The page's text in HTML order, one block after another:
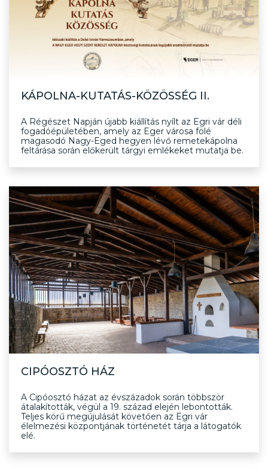
KÁPOLNA-KUTATÁS-KÖZÖSSÉG II.
A Régészet Napján újabb kiállítás nyílt az Egri vár déli
fogadóépületében, amely az Eger városa fölé
magasodó Nagy-Eged hegyen lévő remetekápolna
feltárása során előkerült tárgyi emlékeket mutatja be.
CIPÓOSZTÓ HÁZ
A Cipóosztó házat az évszázadok során többször
átalakították, végül a 19. század elején lebontották.
Teljes körű megújulását követően az Egri vár
élelmezési központjának történetét tárja a látogatók
elé.